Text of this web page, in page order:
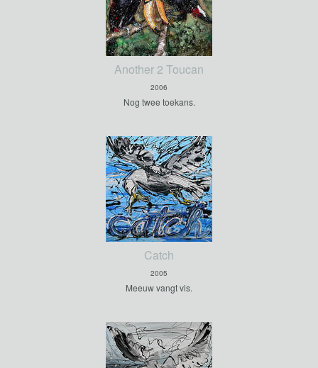
Another 2 Toucan
2006
Nog twee toekans.
Catch
2005
Meeuw vangt vis.